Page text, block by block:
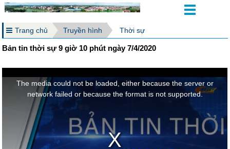
Trang chủ Truyền hình Thời sự
Bản tin thời sự 9 giờ 10 phút ngày 7/4/2020